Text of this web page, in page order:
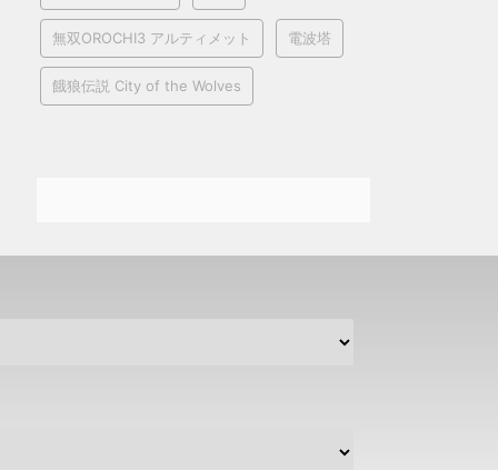
無双OROCHI3 アルティメット 電波塔
餓狼伝説 City of the Wolves